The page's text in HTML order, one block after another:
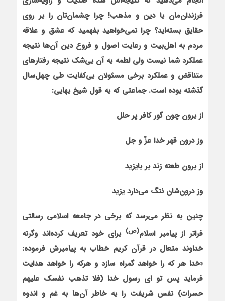
فرزندان‌مان با دین و مذهب! چرا چشمان‌تان را بر روی
حقایق بسته‌اید؟ چرا نمی‌خواهید بفهمید که عشق و علاقه
مردم به اهل‌بیت و رعایت اصول و فروع دین آن‌ها نتیجه
عملکرد شما نیست ولی لطمه به آن بی‌شک نتیجه رفتارهای
متناقض و عملکرد برخی مسئولان بی‌کفایت طی چهل‌سال
گذشته بوده است. جماعتی که به قول شیخ بهایی:
از برون چون گور کافر پر حلل
وز درون قهر خدا عزّ و جل
از برون طعنه زند بر بایزید
وز درون‌شان ننگ می‌دارد یزید
چنین به نظر می‌رسد که برخی در جامعه اسلامی رسالتی
فراتر از پیامبر اسلام(ص) برای خود تعریف کرده‌اند وگرنه
خداوند متعال در قرآن کریم خطاب به پیامبرش فرموده:
«خدا هر که را خواهد گمراه سازد و هرکه را خواهد هدایت
فرماید پس تو ای رسول خدا (فلا تذهب نفسک علیهم
حسرات) نفس شریفت را به خاطر آن‌ها به غم و اندوه